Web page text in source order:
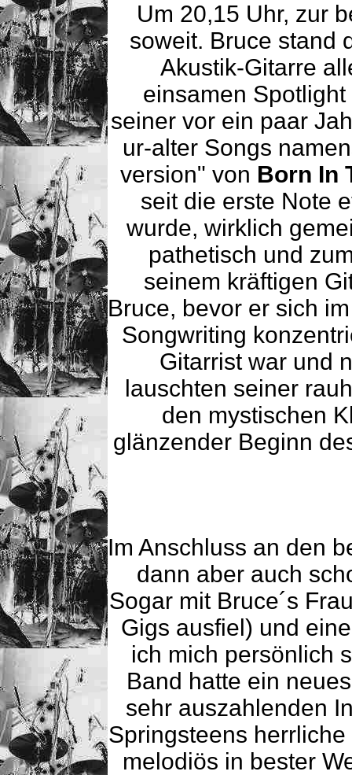
Um 20,15 Uhr, zur
soweit. Bruce stand
Akustik-Gitarre
einsamen
seiner vor ein paar
ur-alter Songs
version" von Born In
seit die erste Note
wurde, wirklich
pathetisch und
seinem kräftigen
Bruce, bevor er sich
Songwriting
Gitarrist war und
lauschten seiner
den mystischen
glänzender Beginn
Im Anschluss an den
dann aber auch
Sogar mit Bruce´s
Gigs ausfiel) und
ich mich persönlich
Band hatte ein
sehr auszahlenden
Springsteens
melodiös in bester